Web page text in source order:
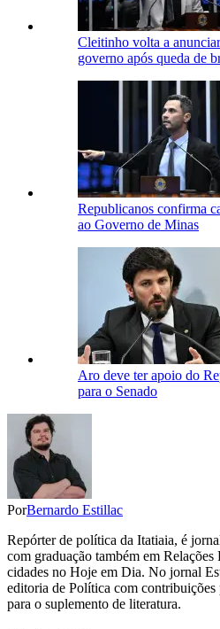
Cleitinho volta a
governo após queda de
Republicanos confirma
ao Governo de Minas
Aro deve ter apoio do
para o Senado
PorBernardo Estillac
Repórter de política da Itatiaia, é
com graduação também em
cidades no Hoje em Dia. No jornal
editoria de Política com contribuições
para o suplemento de literatura.